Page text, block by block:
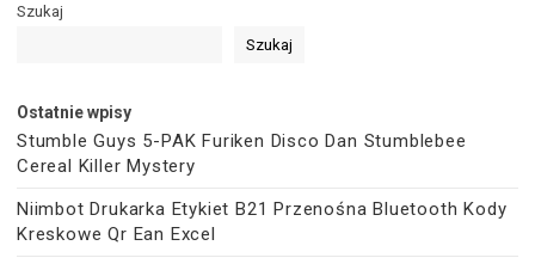
Szukaj
Szukaj
Ostatnie wpisy
Stumble Guys 5-PAK Furiken Disco Dan Stumblebee
Cereal Killer Mystery
Niimbot Drukarka Etykiet B21 Przenośna Bluetooth Kody
Kreskowe Qr Ean Excel